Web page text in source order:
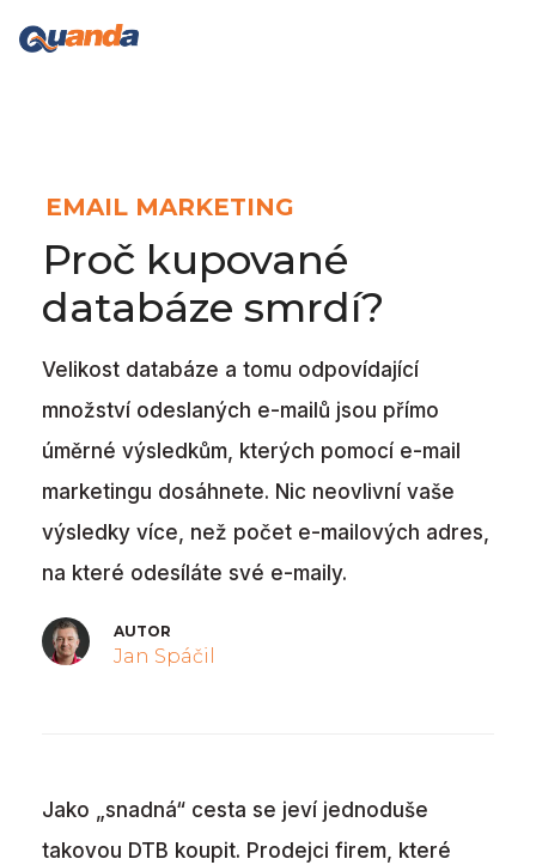
EMAIL MARKETING
Proč kupované
databáze smrdí?
Velikost databáze a tomu odpovídající
množství odeslaných e-mailů jsou přímo
úměrné výsledkům, kterých pomocí e-mail
marketingu dosáhnete. Nic neovlivní vaše
výsledky více, než počet e-mailových adres,
na které odesíláte své e-maily.
AUTOR
Jan Spáčil
Jako „snadná“ cesta se jeví jednoduše
takovou DTB koupit. Prodejci firem, které